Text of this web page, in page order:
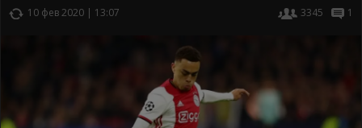
10 фев 2020 | 13:07 3345 1